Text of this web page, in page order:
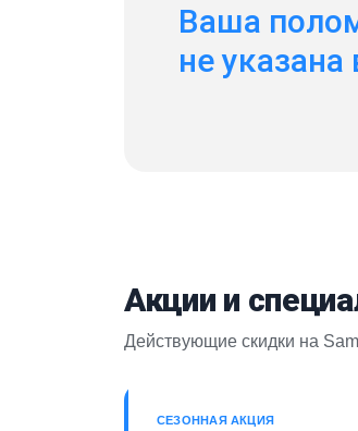
Ваша
не указана
Акции и
Действующие скидки на
СЕЗОННАЯ АКЦИЯ